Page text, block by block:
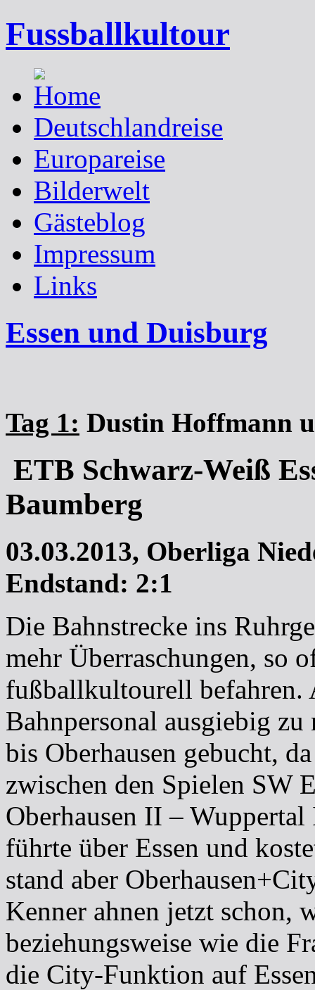
Fussballkultour
Deutschlandreise
Europareise
Bilderwelt
Gästeblog
Impressum
Links
Essen und Duisburg
Tag 1: Dustin Hoffmann
ETB Schwarz-Weiß
Baumberg
03.03.2013, Oberliga
Endstand: 2:1
Die Bahnstrecke ins
mehr Überraschungen, so
fußballkultourell befahren.
Bahnpersonal ausgiebig
bis Oberhausen gebucht,
zwischen den Spielen SW
Oberhausen II –
führte über Essen und
stand aber
Kenner ahnen jetzt schon,
beziehungsweise wie die
die City-Funktion auf